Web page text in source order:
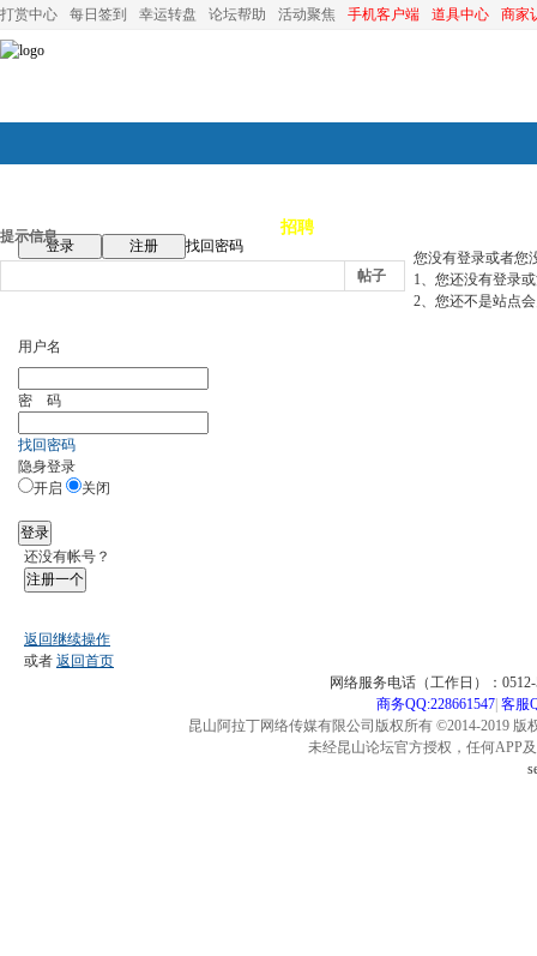
打赏中心 每日签到 幸运转盘 论坛帮助 活动聚焦 手机客户端 道具中心 商家
论坛首页 招聘
登录 注册
找回密码
帖子
提示信息
您没有登录或者您
1、您还没有登录
2、您还不是站点
用户名
密 码
找回密码
隐身登录
开启
关闭
登录
还没有帐号？
注册一个
返回继续操作
或者 返回首页
网络服务电话（工作日）：
商务QQ:228661547| 客服
昆山阿拉丁网络传媒有限公司版权所有 ©2014-2019
未经昆山论坛官方授权，任何APP